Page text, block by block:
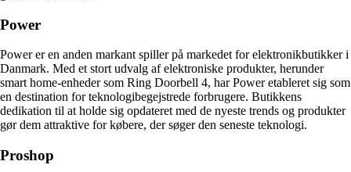
Power
Power er en anden markant spiller på markedet for elektronikbutikker i
Danmark. Med et stort udvalg af elektroniske produkter, herunder
smart home-enheder som Ring Doorbell 4, har Power etableret sig som
en destination for teknologibegejstrede forbrugere. Butikkens
dedikation til at holde sig opdateret med de nyeste trends og produkter
gør dem attraktive for købere, der søger den seneste teknologi.
Proshop